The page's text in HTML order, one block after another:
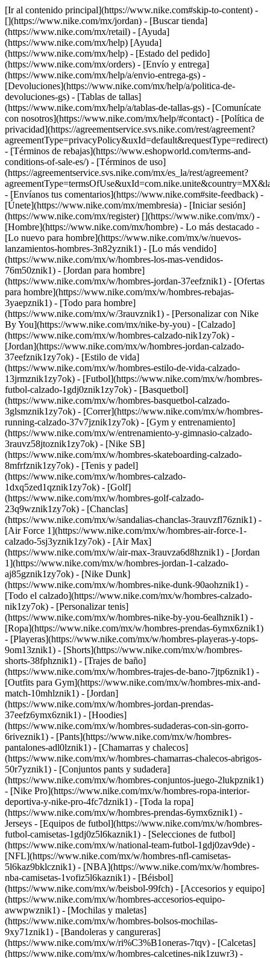
[Ir al contenido principal](https://www.nike.com#skip-to-content) -
[](https://www.nike.com/mx/jordan) - [Buscar tienda]
(https://www.nike.com/mx/retail) - [Ayuda]
(https://www.nike.com/mx/help) [Ayuda]
(https://www.nike.com/mx/help) - [Estado del pedido]
(https://www.nike.com/mx/orders) - [Envío y entrega]
(https://www.nike.com/mx/help/a/envio-entrega-gs) -
[Devoluciones](https://www.nike.com/mx/help/a/politica-de-
devoluciones-gs) - [Tablas de tallas]
(https://www.nike.com/mx/help/a/tablas-de-tallas-gs) - [Comunícate
con nosotros](https://www.nike.com/mx/help/#contact) - [Política de
privacidad](https://agreementservice.svs.nike.com/rest/agreement?
agreementType=privacyPolicy&uxId=default&requestType=redirect)
- [Términos de rebajas](https://www.eshopworld.com/terms-and-
conditions-of-sale-es/) - [Términos de uso]
(https://agreementservice.svs.nike.com/mx/es_la/rest/agreement?
- [Envíanos tus comentarios](https://www.nike.com#site-feedback) -
[Únete](https://www.nike.com/mx/membresia) - [Iniciar sesión]
(https://www.nike.com/mx/register) [](https://www.nike.com/mx/) -
[Hombre](https://www.nike.com/mx/hombre) - Lo más destacado -
[Lo nuevo para hombre](https://www.nike.com/mx/w/nuevos-
lanzamientos-hombres-3n82yznik1) - [Lo más vendido]
(https://www.nike.com/mx/w/hombres-los-mas-vendidos-
76m50znik1) - [Jordan para hombre]
(https://www.nike.com/mx/w/hombres-jordan-37eefznik1) - [Ofertas
para hombre](https://www.nike.com/mx/w/hombres-rebajas-
3yaepznik1) - [Todo para hombre]
(https://www.nike.com/mx/w/3rauvznik1) - [Personalizar con Nike
By You](https://www.nike.com/mx/nike-by-you) - [Calzado]
(https://www.nike.com/mx/w/hombres-calzado-nik1zy7ok) -
[Jordan](https://www.nike.com/mx/w/hombres-jordan-calzado-
37eefznik1zy7ok) - [Estilo de vida]
(https://www.nike.com/mx/w/hombres-estilo-de-vida-calzado-
13jrmznik1zy7ok) - [Futbol](https://www.nike.com/mx/w/hombres-
futbol-calzado-1gdj0znik1zy7ok) - [Basquetbol]
(https://www.nike.com/mx/w/hombres-basquetbol-calzado-
3glsmznik1zy7ok) - [Correr](https://www.nike.com/mx/w/hombres-
running-calzado-37v7jznik1zy7ok) - [Gym y entrenamiento]
(https://www.nike.com/mx/w/entrenamiento-y-gimnasio-calzado-
3rauvz58jtoznik1zy7ok) - [Nike SB]
(https://www.nike.com/mx/w/hombres-skateboarding-calzado-
8mfrfznik1zy7ok) - [Tenis y padel]
(https://www.nike.com/mx/w/hombres-calzado-
1dxq5zed1qznik1zy7ok) - [Golf]
(https://www.nike.com/mx/w/hombres-golf-calzado-
23q9wznik1zy7ok) - [Chanclas]
(https://www.nike.com/mx/w/sandalias-chanclas-3rauvzfl76znik1) -
[Air Force 1](https://www.nike.com/mx/w/hombres-air-force-1-
calzado-5sj3yznik1zy7ok) - [Air Max]
(https://www.nike.com/mx/w/air-max-3rauvza6d8hznik1) - [Jordan
1](https://www.nike.com/mx/w/hombres-jordan-1-calzado-
aj85gznik1zy7ok) - [Nike Dunk]
(https://www.nike.com/mx/w/hombres-nike-dunk-90aohznik1) -
[Todo el calzado](https://www.nike.com/mx/w/hombres-calzado-
nik1zy7ok) - [Personalizar tenis]
(https://www.nike.com/mx/w/hombres-nike-by-you-6ealhznik1) -
[Ropa](https://www.nike.com/mx/w/hombres-prendas-6ymx6znik1)
- [Playeras](https://www.nike.com/mx/w/hombres-playeras-y-tops-
9om13znik1) - [Shorts](https://www.nike.com/mx/w/hombres-
shorts-38fphznik1) - [Trajes de baño]
(https://www.nike.com/mx/w/hombres-trajes-de-bano-7jtp6znik1) -
[Outfits para Gym](https://www.nike.com/mx/w/hombres-mix-and-
match-10mhlznik1) - [Jordan]
(https://www.nike.com/mx/w/hombres-jordan-prendas-
37eefz6ymx6znik1) - [Hoodies]
(https://www.nike.com/mx/w/hombres-sudaderas-con-sin-gorro-
6riveznik1) - [Pants](https://www.nike.com/mx/w/hombres-
pantalones-adl0lznik1) - [Chamarras y chalecos]
(https://www.nike.com/mx/w/hombres-chamarras-chalecos-abrigos-
50r7yznik1) - [Conjuntos pants y sudadera]
(https://www.nike.com/mx/w/hombres-conjuntos-juego-2lukpznik1)
- [Nike Pro](https://www.nike.com/mx/w/hombres-ropa-interior-
deportiva-y-nike-pro-4fc7dznik1) - [Toda la ropa]
(https://www.nike.com/mx/w/hombres-prendas-6ymx6znik1) -
Jerseys - [Equipos de futbol](https://www.nike.com/mx/w/hombres-
futbol-camisetas-1gdj0z5l6kaznik1) - [Selecciones de futbol]
(https://www.nike.com/mx/w/national-team-futbol-1gdj0zav9de) -
[NFL](https://www.nike.com/mx/w/hombres-nfl-camisetas-
5l6kaz9bklcznik1) - [NBA](https://www.nike.com/mx/w/hombres-
nba-camisetas-1vofiz5l6kaznik1) - [Béisbol]
(https://www.nike.com/mx/w/beisbol-99fch) - [Accesorios y equipo]
(https://www.nike.com/mx/w/hombres-accesorios-equipo-
awwpwznik1) - [Mochilas y maletas]
(https://www.nike.com/mx/w/hombres-bolsos-mochilas-
9xy71znik1) - [Bandoleras y cangureras]
(https://www.nike.com/mx/w/ri%C3%B1oneras-7tqv) - [Calcetas]
(https://www.nike.com/mx/w/hombres-calcetines-nik1zuwr3) -